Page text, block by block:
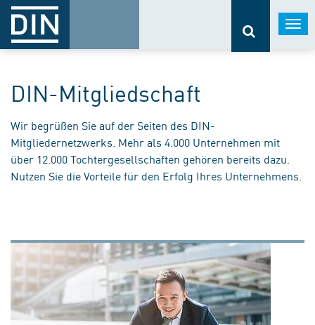
DIN-Mitgliedschaft
Wir begrüßen Sie auf der Seiten des DIN-
Mitgliedernetzwerks. Mehr als 4.000 Unternehmen mit
über 12.000 Tochtergesellschaften gehören bereits dazu.
Nutzen Sie die Vorteile für den Erfolg Ihres Unternehmens.